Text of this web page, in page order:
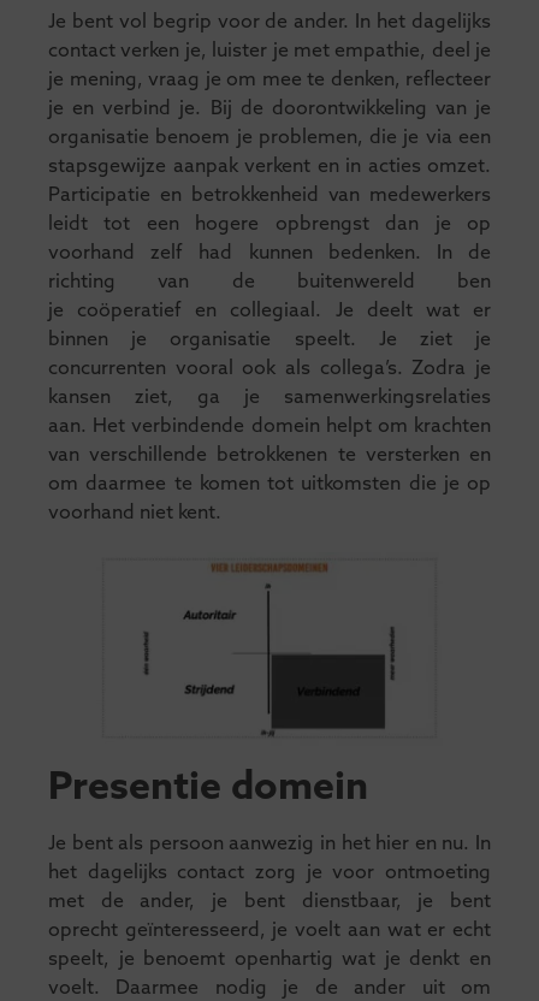
Je bent vol begrip voor de ander. In het dagelijks
contact verken je, luister je met empathie, deel je
je mening, vraag je om mee te denken, reflecteer
je en verbind je. Bij de doorontwikkeling van je
organisatie benoem je problemen, die je via een
stapsgewijze aanpak verkent en in acties omzet.
Participatie en betrokkenheid van medewerkers
leidt tot een hogere opbrengst dan je op
voorhand zelf had kunnen bedenken. In de
richting van de buitenwereld ben
je coöperatief en collegiaal. Je deelt wat er
binnen je organisatie speelt. Je ziet je
concurrenten vooral ook als collega’s. Zodra je
kansen ziet, ga je samenwerkingsrelaties
aan. Het verbindende domein helpt om krachten
van verschillende betrokkenen te versterken en
om daarmee te komen tot uitkomsten die je op
voorhand niet kent.
Presentie domein
Je bent als persoon aanwezig in het hier en nu. In
het dagelijks contact zorg je voor ontmoeting
met de ander, je bent dienstbaar, je bent
oprecht geïnteresseerd, je voelt aan wat er echt
speelt, je benoemt openhartig wat je denkt en
voelt. Daarmee nodig je de ander uit om